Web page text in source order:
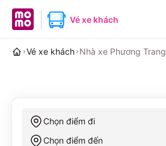
MoMo home pageVé xe khách
Vé xe khách Nhà xe Phương Trang
Chọn điểm đi
Chọn điểm đến